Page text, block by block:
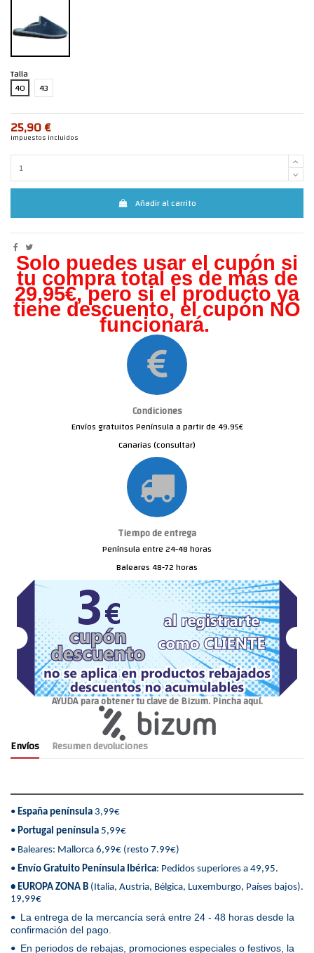
Talla
40
43
25,90 €
Impuestos incluidos
Añadir al carrito
Solo puedes usar el cupón si
tu compra total es de más de
29,95€, pero si el producto ya
tiene descuento, el cupón NO
funcionará.
Condiciones
Envíos gratuitos Península a partir de 49.95€
Canarias (consultar)
Tiempo de entrega
Península entre 24-48 horas
Baleares 48-72 horas
AYUDA para obtener tu clave de Bizum. Pincha aquí.
Envíos Resumen devoluciones
• España península 3,99€
• Portugal península 5,99€
• Baleares: Mallorca 6,99€ (resto 7.99€)
• Envío Gratuito Península Ibérica: Pedidos superiores a 49,95.
• EUROPA ZONA B (Italia, Austria, Bélgica, Luxemburgo, Países bajos).
19,99€
• La entrega de la mercancía será entre 24 - 48 horas desde la
confirmación del pago.
• En periodos de rebajas, promociones especiales o festivos, la